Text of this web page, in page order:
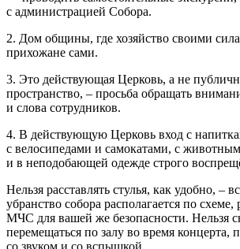
с администрацией Собора.
2. Дом общины, где хозяйство своими
прихожане сами.
3. Это действующая Церковь, а не
пространство, – просьба обращать
и слова сотрудников.
4. В действующую Церковь вход с
с велосипедами и самокатами, с
и в неподобающей одежде строго
Нельзя расставлять стулья, как удобно, –
убранство собора располагается по
МЧС для вашей же безопасности. Нельзя
перемещаться по залу во время концерта,
со звуком и со вспышкой.